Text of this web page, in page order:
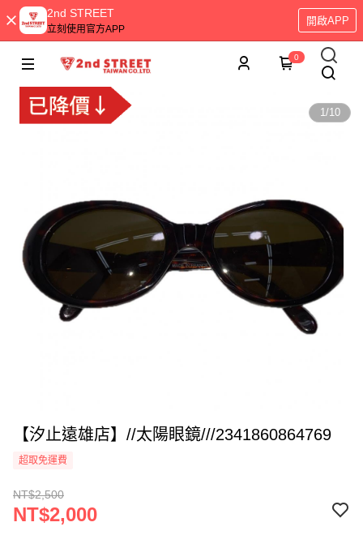
2nd STREET
立刻使用官方APP
開啟APP
0
1/10
【汐止遠雄店】//太陽眼鏡///2341860864769
超取免運費
NT$2,500
NT$2,000